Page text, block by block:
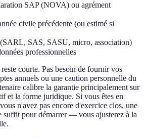
SAP (NOVA) ou agrément
civile précédente (ou estimé si
SAS, SASU, micro, association)
professionnelles
courte. Pas besoin de fournir vos
annuels ou une caution personnelle du
calibre la garantie principalement sur
et la forme juridique. Si vous êtes en
n'avez pas encore d'exercice clos, une
suffit pour démarrer — vous ajusterez à la